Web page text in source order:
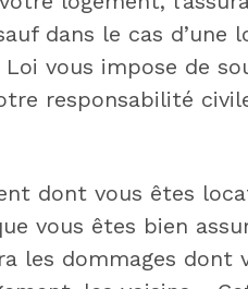
dans le cas d’une
vous impose de
responsabilité
dont vous êtes
vous êtes bien
les dommages dont